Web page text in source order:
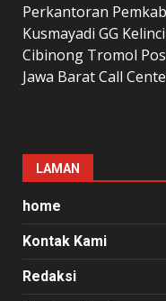
Perkantoran
Kusmayadi GG
Cibinong Tromol
Jawa Barat Call
LAMAN
home
Kontak Kami
Redaksi